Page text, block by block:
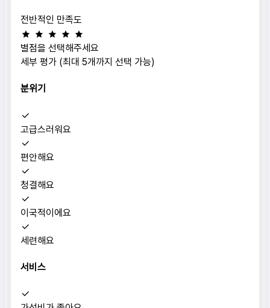
전반적인 만족도
별점을 선택해주세요
세부 평가 (최대 5개까지 선택 가능)
분위기
고급스러워요
편안해요
청결해요
이국적이에요
세련해요
서비스